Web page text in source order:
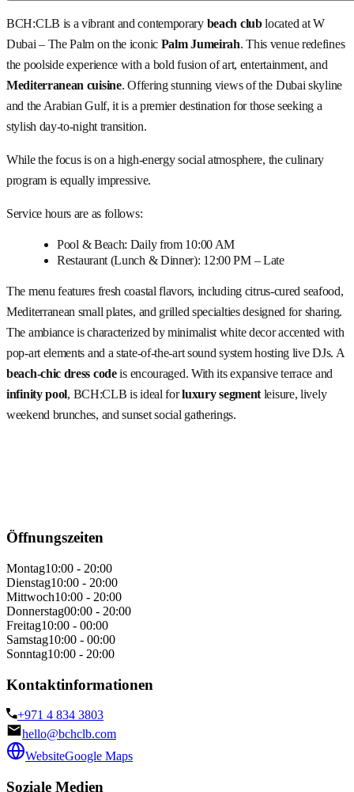
BCH:CLB is a vibrant and contemporary beach clublocated at W
Dubai – The Palm on the iconic Palm Jumeirah. This venue redefines
the poolside experience with a bold fusion of art, entertainment, and
Mediterranean cuisine. Offering stunning views of the Dubai skyline
and the Arabian Gulf, it is a premier destination for those seeking a
stylish day-to-night transition.
While the focus is on a high-energy social atmosphere, the culinary
program is equally impressive.
Service hours are as follows:
Pool & Beach: Daily from 10:00 AM
Restaurant (Lunch & Dinner): 12:00 PM – Late
The menu features fresh coastal flavors, including citrus-cured seafood,
Mediterranean small plates, and grilled specialties designed for sharing.
The ambiance is characterized by minimalist white decor accented with
pop-art elements and a state-of-the-art sound system hosting live DJs. A
beach-chic dress codeis encouraged. With its expansive terrace and
infinity pool, BCH:CLB is ideal forluxury segmentleisure, lively
weekend brunches, and sunset social gatherings.
Öffnungszeiten
Montag10:00 - 20:00
Dienstag10:00 - 20:00
Mittwoch10:00 - 20:00
Donnerstag00:00 - 20:00
Freitag10:00 - 00:00
Samstag10:00 - 00:00
Sonntag10:00 - 20:00
Kontaktinformationen
+971 4 834 3803
hello@bchclb.com
WebsiteGoogle Maps
Soziale Medien